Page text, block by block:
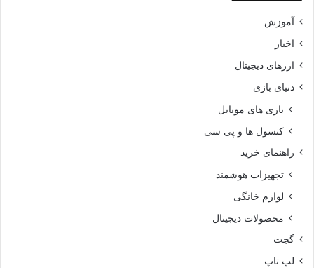
آموزش
اخبار
ارزهای دیجیتال
دنیای بازی
بازی های موبایل
کنسول ها و پی سی
راهنمای خرید
تجهیزات هوشمند
لوازم خانگی
محصولات دیجیتال
گجت
لپ تاپ